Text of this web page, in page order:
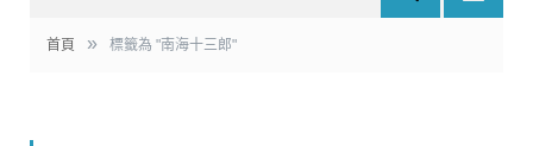
首頁 » 標籤為 "南海十三郎"